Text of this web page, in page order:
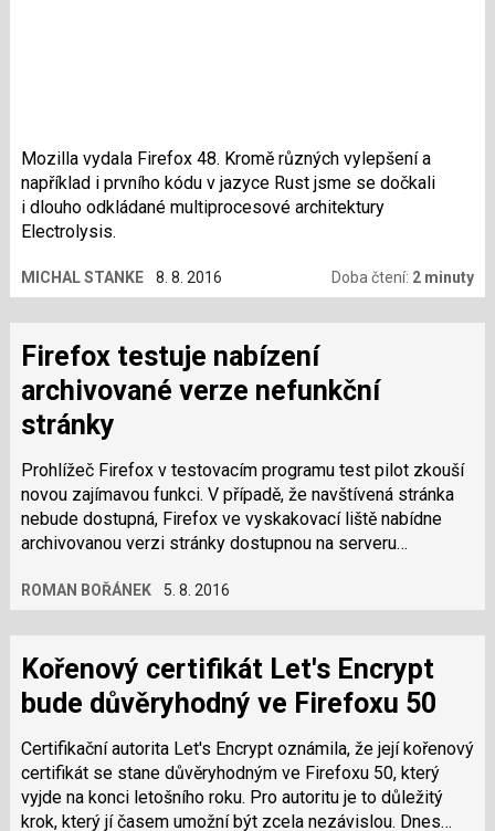
Mozilla vydala Firefox 48. Kromě různých vylepšení a
například i prvního kódu v jazyce Rust jsme se dočkali
i dlouho odkládané multiprocesové architektury
Electrolysis.
MICHAL STANKE 8. 8. 2016 Doba čtení: 2 minuty
Firefox testuje nabízení
archivované verze nefunkční
stránky
Prohlížeč Firefox v testovacím programu test pilot zkouší
novou zajímavou funkci. V případě, že navštívená stránka
nebude dostupná, Firefox ve vyskakovací liště nabídne
archivovanou verzi stránky dostupnou na serveru
ROMAN BOŘÁNEK 5. 8. 2016
Kořenový certifikát Let's Encrypt
bude důvěryhodný ve Firefoxu 50
Certifikační autorita Let's Encrypt oznámila, že její kořenový
certifikát se stane důvěryhodným ve Firefoxu 50, který
vyjde na konci letošního roku. Pro autoritu je to důležitý
krok, který jí časem umožní být zcela nezávislou. Dnes